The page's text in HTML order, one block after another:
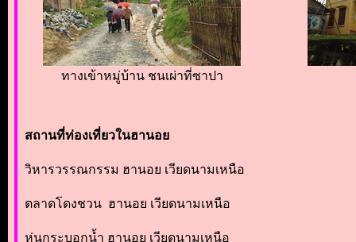
ทางเข้าหมู่บ้าน ชนเผ่าที่ซาปา
สถานที่ท่องเที่ยวในฮานอย
วิหารวรรณกรรม ฮานอย เวียดนามเหนือ
ตลาดโดงชวน ฮานอย เวียดนามเหนือ
หุ่นกระบอกน้ำ ฮานอย เวียดนามเหนือ